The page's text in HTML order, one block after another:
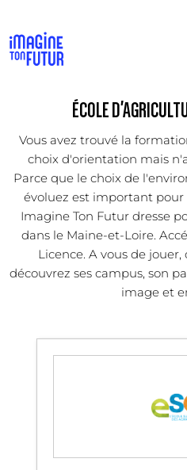
ÉCOLE
Vous avez trouvé la
choix d'orientation mais
Parce que le choix de
évoluez est important pour
Imagine Ton Futur dresse
dans le Maine-et-Loire.
Licence. A vous de
découvrez ses campus, son
image et